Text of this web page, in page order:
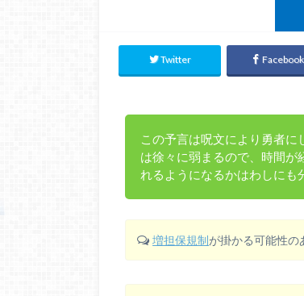
Twitter Facebook
この予言は呪文により勇者
は徐々に弱まるので、時間が
れるようになるかはわしにも
増担保規制が掛かる可能性の